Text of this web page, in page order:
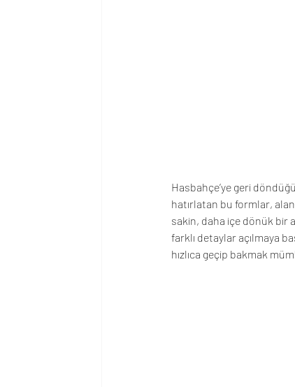
Hasbahçe’ye geri
hatırlatan bu formlar,
sakin, daha içe dönük bir
farklı detaylar açılmaya
hızlıca geçip bakmak